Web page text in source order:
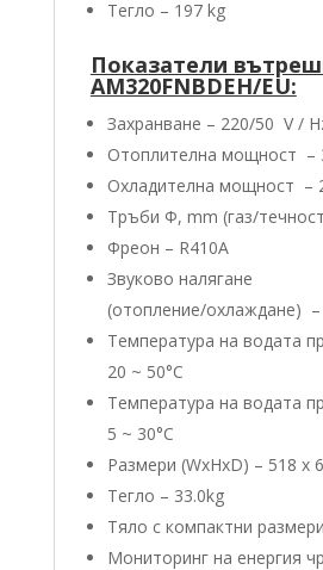
Тегло – 197 kg
Показатели
AM320FNBDEH/EU:
Захранване – 220/50 V /
Отоплителна мощност –
Охладителна мощност –
Тръби Φ, mm (газ/
Фреон – R410А
Звуково налягане
(отопление/oхлаждане) –
Температура на водата
20 ~ 50°C
Температура на водата
5 ~ 30°C
Размери (WxHxD) – 518 x
Тегло – 33.0kg
Тяло с компактни размери
Мониторинг на енергия